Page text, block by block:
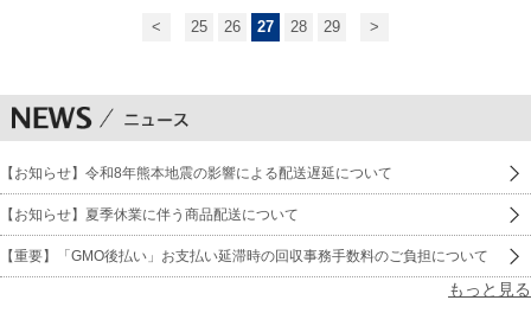
< 25 26 27 28 29 >
【お知らせ】令和8年熊本地震の影響による配送遅延について
【お知らせ】夏季休業に伴う商品配送について
【重要】「GMO後払い」お支払い延滞時の回収事務手数料のご負担について
もっと見る